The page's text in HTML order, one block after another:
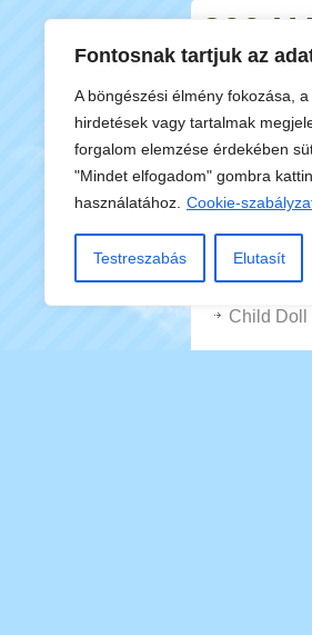
Fontosnak tartjuk az
A böngészési élmény fokozása,
hirdetések vagy tartalmak
forgalom elemzése érdekében
"Mindet elfogadom" gombra
használatához. Cookie-
Testreszabás Elutasít
200
Ferdén
Snow
Gépész
Rovarok
Váj Lágyító
Check
Child